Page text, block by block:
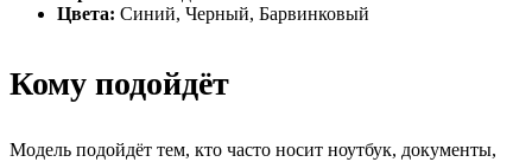
Цвета: Синий, Черный, Барвинковый
Кому подойдёт
Модель подойдёт тем, кто часто носит ноутбук, документы,